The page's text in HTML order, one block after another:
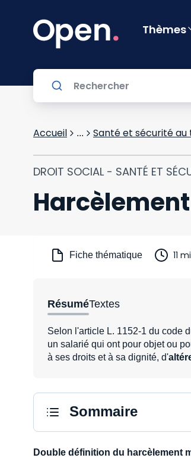
Thèmes
Accueil ... Santé et sécurité au
DROIT SOCIAL - SANTÉ ET
Fiche thématique 11
RésuméTextes
Selon l'article L. 1152-1 du code
un salarié qui ont pour objet ou
à ses droits et à sa dignité, d'
Sommaire
Double définition du harcèlement